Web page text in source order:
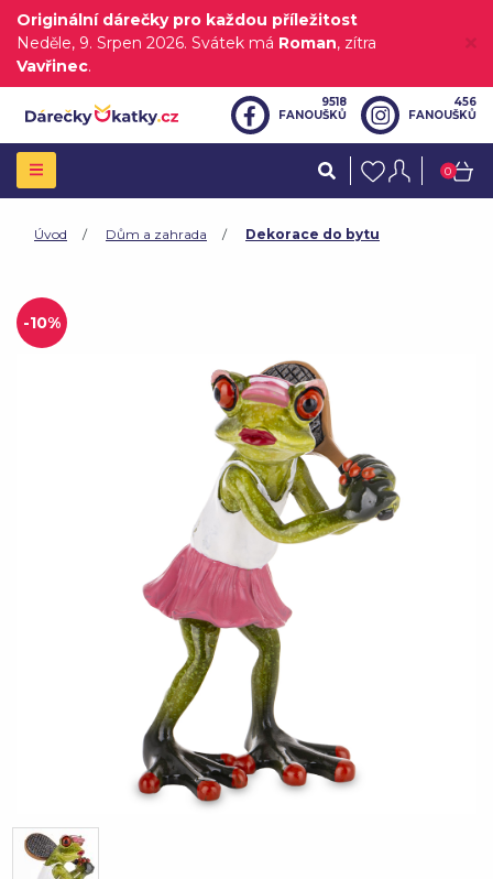
Originální dárečky pro každou příležitost
Neděle, 9. Srpen 2026. Svátek má Roman, zítra
Vavřinec.
9518
FANOUŠKŮ
456
FANOUŠKŮ
0
Úvod Dům a zahrada Dekorace do bytu
-10%